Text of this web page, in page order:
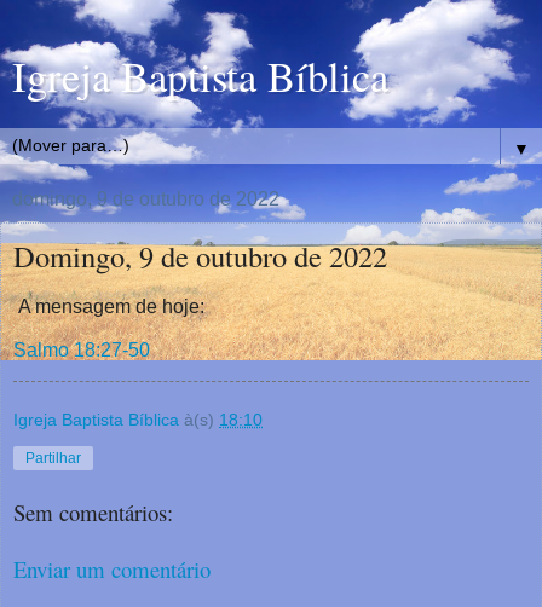
Igreja Baptista Bíblica
▼
domingo, 9 de outubro de 2022
Domingo, 9 de outubro de 2022
A mensagem de hoje:
Salmo 18:27-50
Igreja Baptista Bíblica à(s) 18:10
Partilhar
Sem comentários:
Enviar um comentário